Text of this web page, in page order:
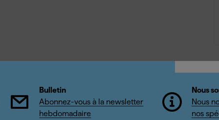
Bulletin
Abonnez-vous à la newsletter
hebdomadaire
Nous
Nous
nos